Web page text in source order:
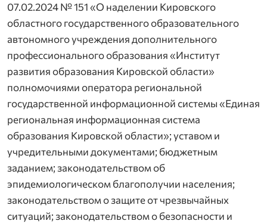
07.02.2024 № 151 «О наделении Кировского
областного государственного образовательного
автономного учреждения дополнительного
профессионального образования «Институт
развития образования Кировской области»
полномочиями оператора региональной
государственной информационной системы «Единая
региональная информационная система
образования Кировской области»; уставом и
учредительными документами; бюджетным
заданием; законодательством об
эпидемиологическом благополучии населения;
законодательством о защите от чрезвычайных
ситуаций; законодательством о безопасности и